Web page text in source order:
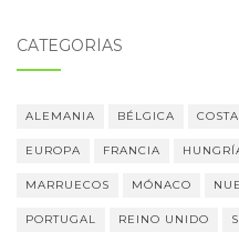
CATEGORÍAS
ALEMANIA BÉLGICA
EUROPA FRANCIA
MARRUECOS MÓNACO
PORTUGAL REINO UNIDO